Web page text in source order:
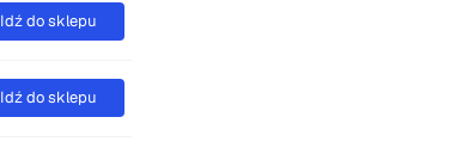
Idź do sklepu
Idź do sklepu